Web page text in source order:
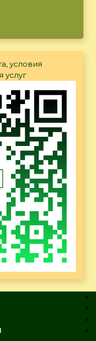
условия
услуг